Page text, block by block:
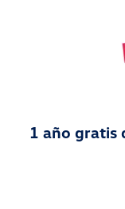
1 año gratis